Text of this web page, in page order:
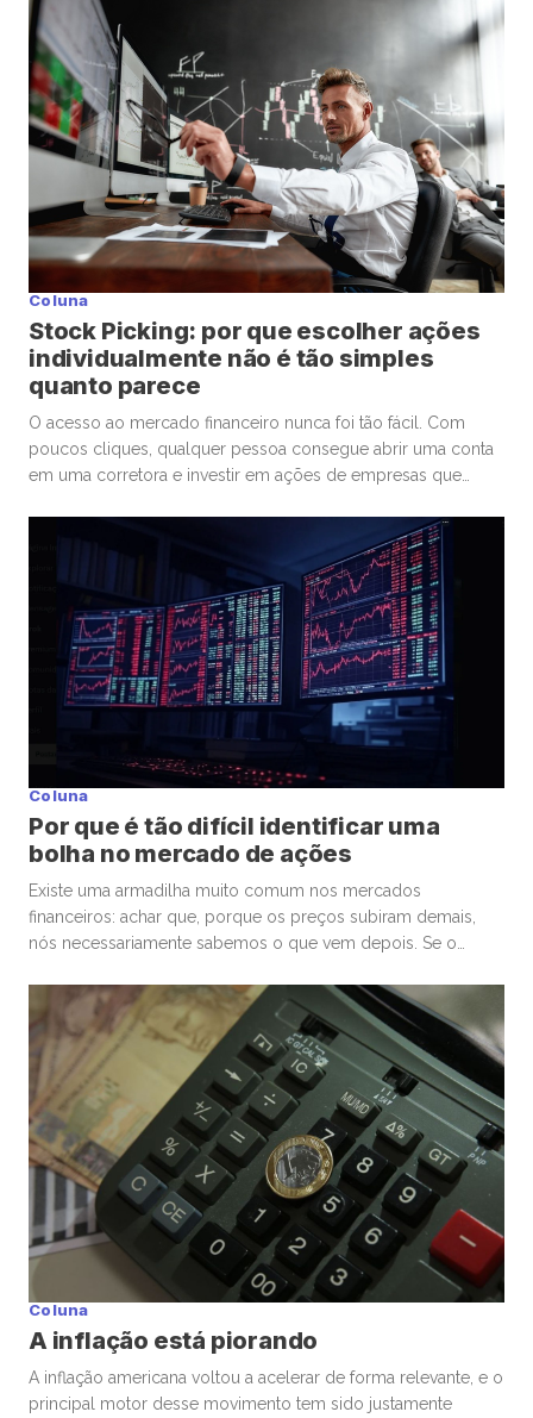
Coluna
Stock Picking: por que escolher ações
individualmente não é tão simples
quanto parece
O acesso ao mercado financeiro nunca foi tão fácil. Com
poucos cliques, qualquer pessoa consegue abrir uma conta
em uma corretora e investir em ações de empresas que
democratizou os investimentos e trouxe milhões de novos
participantes para a bolsa. Mas, junto com essa facilidade,
surgiu um comportamento que […]
Coluna
Por que é tão difícil identificar uma
bolha no mercado de ações
Existe uma armadilha muito comum nos mercados
financeiros: achar que, porque os preços subiram demais,
nós necessariamente sabemos o que vem depois. Se o
talvez ainda mais perigoso seja ter certeza absoluta,
independentemente de ele estar ou não. Nas últimas
semanas, vimos movimentos impressionantes. […]
Coluna
A inflação está piorando
A inflação americana voltou a acelerar de forma relevante, e o
principal motor desse movimento tem sido justamente